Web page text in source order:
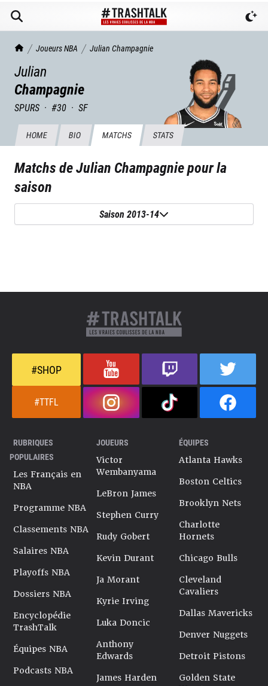
TrashTalk Actu NBA
Joueurs NBA Julian Champagnie
Julian
Champagnie
SPURS · #30 · SF
HOME BIO MATCHS STATS
Matchs deJulian Champagniepour la
saison
Saison 2013-14
#SHOP
#TTFL
RUBRIQUES
POPULAIRES
Les Français en
NBA
Programme NBA
Classements NBA
Salaires NBA
Playoffs NBA
Dossiers NBA
Encyclopédie
TrashTalk
Équipes NBA
Podcasts NBA
JOUEURS
Victor
Wembanyama
LeBron James
Stephen Curry
Rudy Gobert
Kevin Durant
Ja Morant
Kyrie Irving
Luka Doncic
Anthony
Edwards
James Harden
ÉQUIPES
Atlanta Hawks
Boston Celtics
Brooklyn Nets
Charlotte
Hornets
Chicago Bulls
Cleveland
Cavaliers
Dallas Mavericks
Denver Nuggets
Detroit Pistons
Golden State